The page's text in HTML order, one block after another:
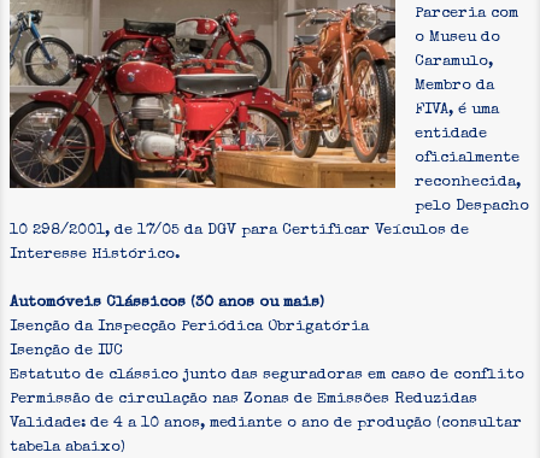
CLASSIFICADOS
INSCRIÇÃO
Parceria com
o Museu do
Caramulo,
Membro da
FIVA, é uma
entidade
oficialmente
reconhecida,
pelo Despacho
10 298/2001, de 17/05 da DGV para Certificar Veículos de
Interesse Histórico.
Automóveis Clássicos (30 anos ou mais)
Isenção da Inspecção Periódica Obrigatória
Isenção de IUC
Estatuto de clássico junto das seguradoras em caso de conflito
Permissão de circulação nas Zonas de Emissões Reduzidas
Validade: de 4 a 10 anos, mediante o ano de produção (consultar
tabela abaixo)